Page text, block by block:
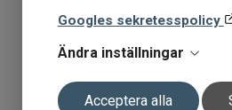
Googles sekretesspolicy
Ändra inställningar
Acceptera alla